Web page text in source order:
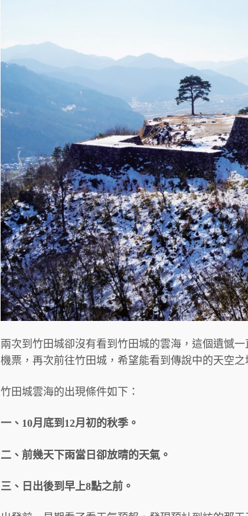
兩次到竹田城卻沒有看到竹田城的雲海，這個遺憾
機票，再次前往竹田城，希望能看到傳說中的天空之
竹田城雲海的出現條件如下：
一、10月底到12月初的秋季。
二、前幾天下雨當日卻放晴的天氣。
三、日出後到早上8點之前。